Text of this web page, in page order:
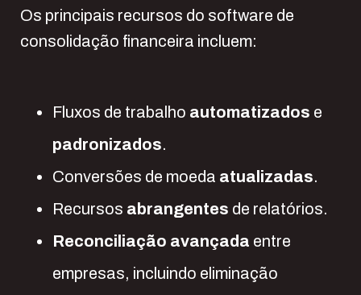
Os principais recursos do software de
consolidação financeira incluem:
Fluxos de trabalho automatizados e
padronizados.
Conversões de moeda atualizadas.
Recursos abrangentes de relatórios.
Reconciliação avançada entre
empresas, incluindo eliminação